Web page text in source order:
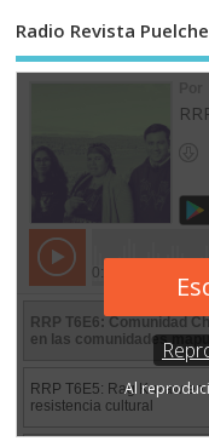
Radio Revista Puelche